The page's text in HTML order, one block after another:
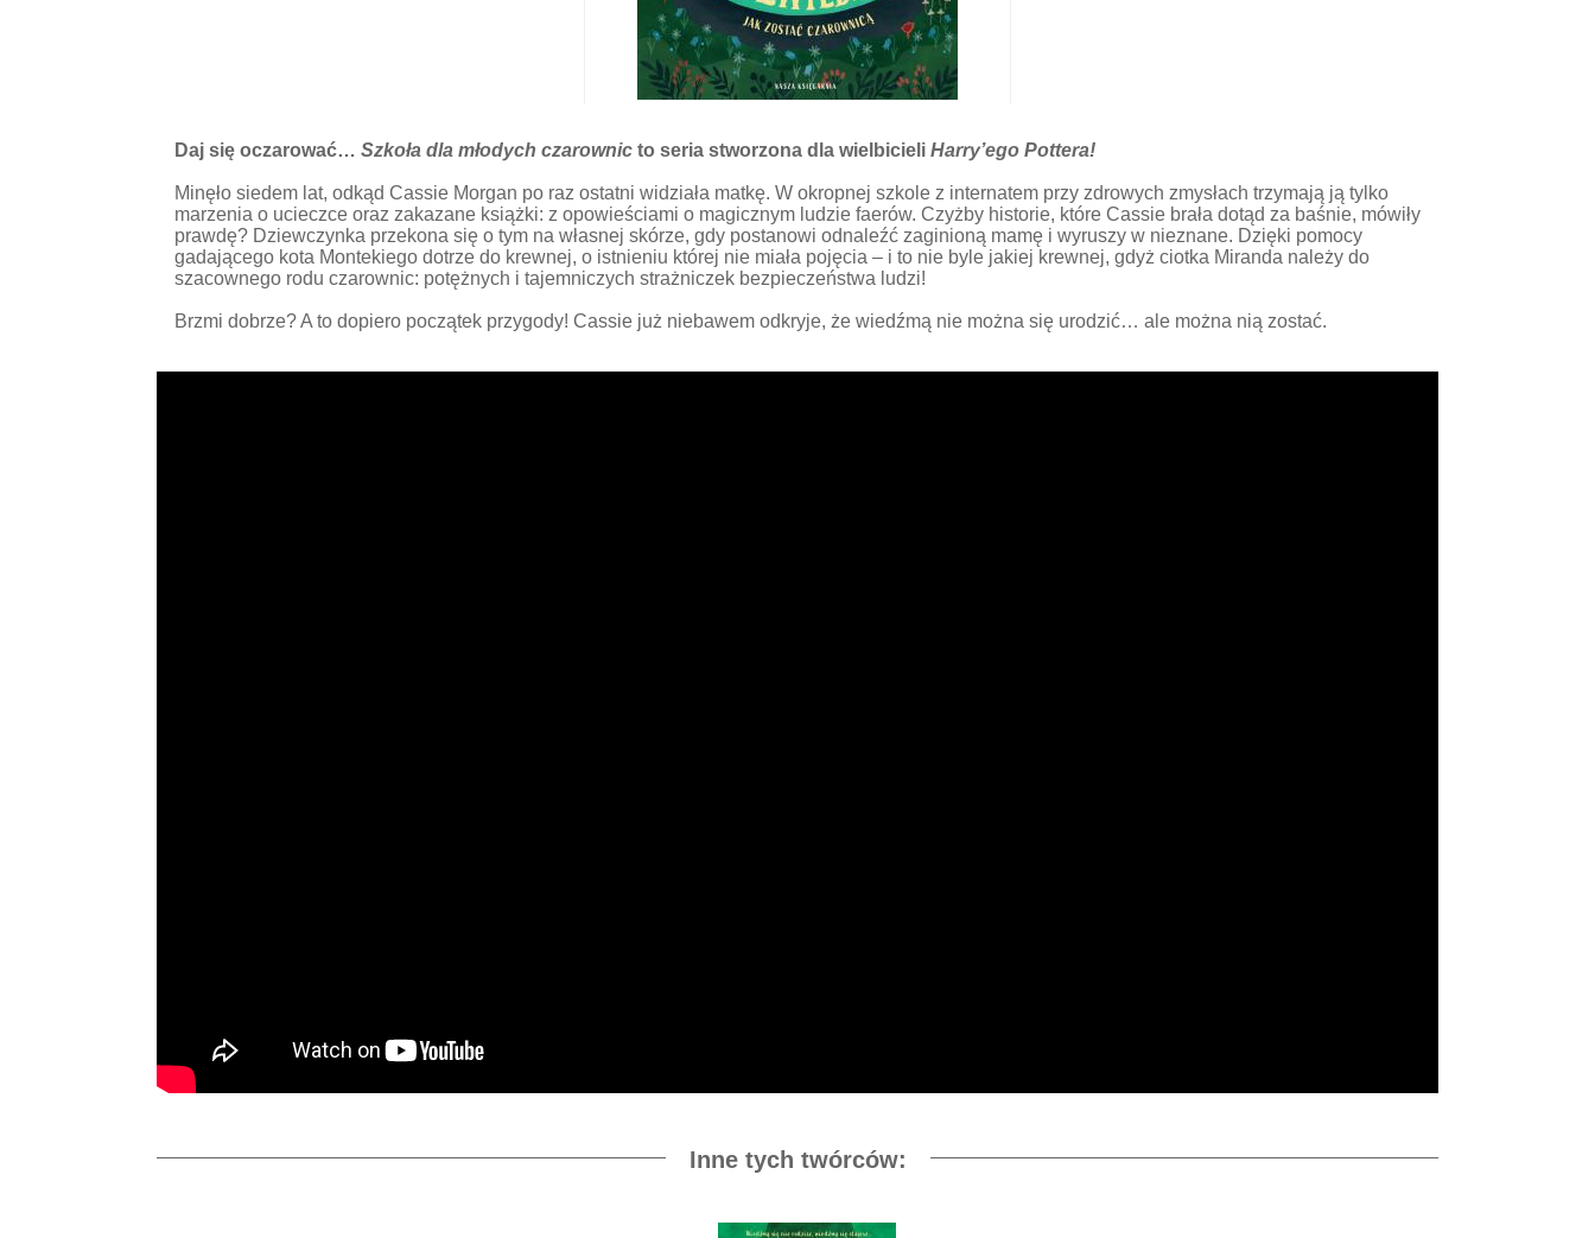
Daj się oczarować… Szkoła dla młodych czarownic to seria stworzona dla wielbicieli Harry’ego Pottera!
Minęło siedem lat, odkąd Cassie Morgan po raz ostatni widziała matkę. W okropnej szkole z internatem przy zdrowych zmysłach trzymają ją tylko
marzenia o ucieczce oraz zakazane książki: z opowieściami o magicznym ludzie faerów. Czyżby historie, które Cassie brała dotąd za baśnie, mówiły
prawdę? Dziewczynka przekona się o tym na własnej skórze, gdy postanowi odnaleźć zaginioną mamę i wyruszy w nieznane. Dzięki pomocy
gadającego kota Montekiego dotrze do krewnej, o istnieniu której nie miała pojęcia – i to nie byle jakiej krewnej, gdyż ciotka Miranda należy do
szacownego rodu czarownic: potężnych i tajemniczych strażniczek bezpieczeństwa ludzi!
Brzmi dobrze? A to dopiero początek przygody! Cassie już niebawem odkryje, że wiedźmą nie można się urodzić… ale można nią zostać.
Inne tych twórców: